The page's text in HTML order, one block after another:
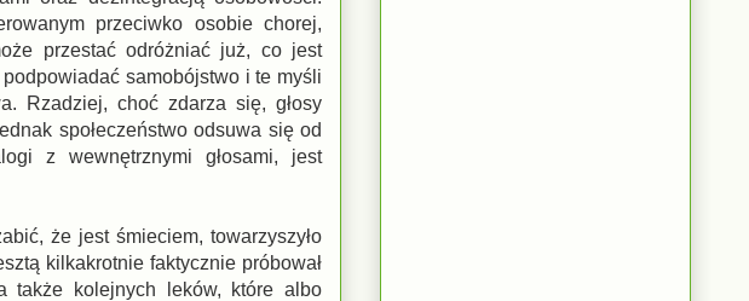
przeciwko osobie chorej,
przestać odróżniać już, co jest
samobójstwo i te myśli
Rzadziej, choć zdarza się, głosy
społeczeństwo odsuwa się od
z wewnętrznymi głosami, jest
że jest śmieciem, towarzyszyło
kilkakrotnie faktycznie próbował
także kolejnych leków, które albo